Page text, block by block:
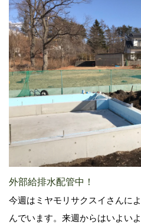
外部給排水配管中！
今週はミヤモリサクスイさんに
んでいます。来週からはいよい